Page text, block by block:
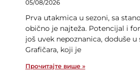
05/08/2026
Prva utakmica u sezoni, sa
obično je najteža. Potencijal i
još uvek nepoznanica, doduše u
Grafičara, koji je
Прочитајте више »